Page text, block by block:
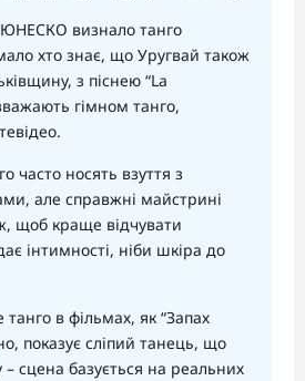
визнало танго
хто знає, що Уругвай також
з піснею “La
гімном танго,
часто носять взуття з
але справжні майстрині
щоб краще відчувати
інтимності, ніби шкіра до
танго в фільмах, як “Запах
показує сліпий танець, що
– сцена базується на реальних